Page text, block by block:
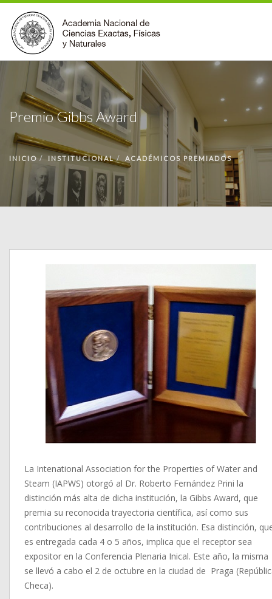
INSTITUCIONAL
ACCIONES
PREMIOS
BECAS
BIBLIOTECA
COMUNIDAD
VOLVER A LA PÁGINA INICIAL
Premio Gibbs Award
INICIO INSTITUCIONAL ACADÉMICOS PREMIADOS
La Intenational Association for the Properties of Water and
Steam (IAPWS) otorgó al Dr. Roberto Fernández Prini la
distinción más alta de dicha institución, la Gibbs Award, que
premia su reconocida trayectoria científica, así como sus
contribuciones al desarrollo de la institución. Esa distinción,
es entregada cada 4 o 5 años, implica que el receptor sea
expositor en la Conferencia Plenaria Inical. Este año, la misma
se llevó a cabo el 2 de octubre en la ciudad de Praga
Checa).